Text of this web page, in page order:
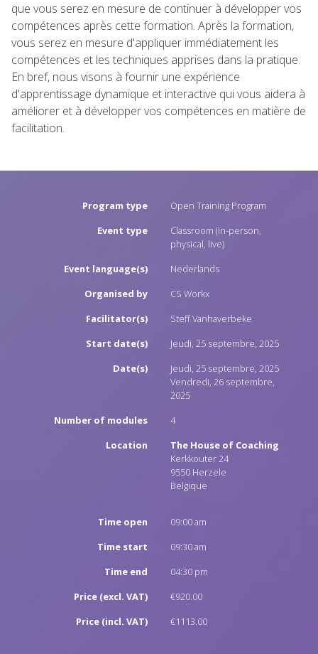
que vous serez en mesure de continuer à développer vos
compétences après cette formation. Après la formation,
vous serez en mesure d'appliquer immédiatement les
compétences et les techniques apprises dans la pratique.
En bref, nous visons à fournir une expérience
d'apprentissage dynamique et interactive qui vous aidera à
améliorer et à développer vos compétences en matière de
facilitation.
Program type
Open Training Program
Event type
Classroom (in-person,
physical, live)
Event language(s)
Nederlands
Organised by
CS Workx
Facilitator(s)
Steff Vanhaverbeke
Start date(s)
Jeudi, 25 septembre, 2025
Date(s)
Jeudi, 25 septembre, 2025
Vendredi, 26 septembre,
2025
Number of modules
4
Location
The House of Coaching
Kerkkouter 24
9550 Herzele
Belgique
Time open
09:00 am
Time start
09:30 am
Time end
04:30 pm
Price (excl. VAT)
€920.00
Price (incl. VAT)
€1113.00